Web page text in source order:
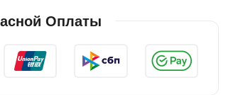
Оплаты